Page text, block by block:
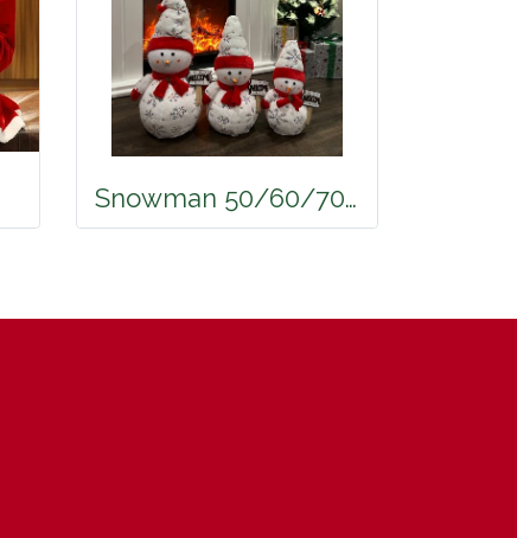
Snowman 50/60/70CM